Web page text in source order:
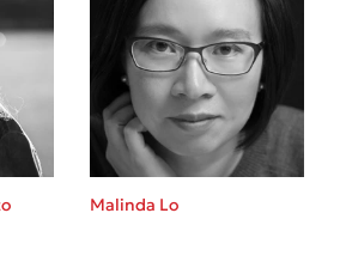
Στέφανος Ξενάκης
Το λεξικό της ζωής σου
Malinda Lo